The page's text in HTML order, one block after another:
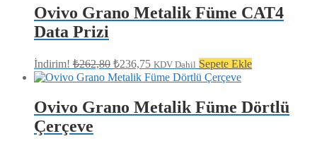
₺215,13.
Ovivo Grano Metalik Füme CAT4
Data Prizi
İndirim! ₺262,80 Orijinal
fiyat:
₺236,75 Şu
andaki
fiyat:
₺236,75.
KDV Dahil Sepete Ekle
Ovivo Grano Metalik Füme Dörtlü
Çerçeve